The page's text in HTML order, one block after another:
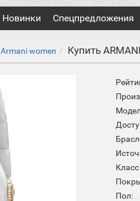
Новинки Спецпредложения
Armani women Купить
Пол: